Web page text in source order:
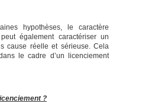
hypothèses, le caractère
également caractériser un
cause réelle et sérieuse. Cela
le cadre d’un licenciement
?